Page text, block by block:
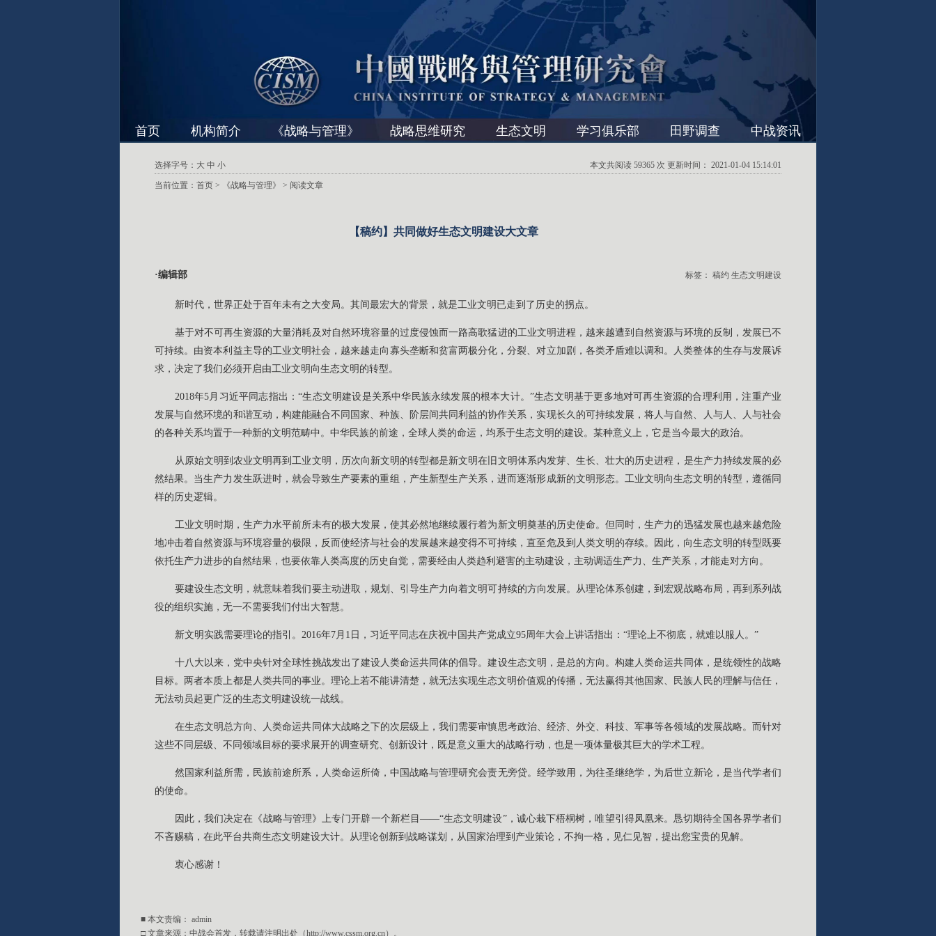
首页 机构简介 《战略与管理》 战略思维研究 生态文明 学习俱乐部 田野调查 中战资讯
选择字号： 大 中 小 本文共阅读 59365 次 更新时间： 2021-01-04 15:14:01
当前位置： 首页 > 《战略与管理》 > 阅读文章
【稿约】共同做好生态文明建设大文章
·编辑部 标签： 稿约 生态文明建设
新时代，世界正处于百年未有之大变局。其间最宏大的背景，就是工业文明已走到了历史的拐点。
基于对不可再生资源的大量消耗及对自然环境容量的过度侵蚀而一路高歌猛进的工业文明进程，越来越遭到自然资源与环境的反制，发展已不
可持续。由资本利益主导的工业文明社会，越来越走向寡头垄断和贫富两极分化，分裂、对立加剧，各类矛盾难以调和。人类整体的生存与发展诉
求，决定了我们必须开启由工业文明向生态文明的转型。
2018年5月习近平同志指出：“生态文明建设是关系中华民族永续发展的根本大计。”生态文明基于更多地对可再生资源的合理利用，注重产业
发展与自然环境的和谐互动，构建能融合不同国家、种族、阶层间共同利益的协作关系，实现长久的可持续发展，将人与自然、人与人、人与社会
的各种关系均置于一种新的文明范畴中。中华民族的前途，全球人类的命运，均系于生态文明的建设。某种意义上，它是当今最大的政治。
从原始文明到农业文明再到工业文明，历次向新文明的转型都是新文明在旧文明体系内发芽、生长、壮大的历史进程，是生产力持续发展的必
然结果。当生产力发生跃进时，就会导致生产要素的重组，产生新型生产关系，进而逐渐形成新的文明形态。工业文明向生态文明的转型，遵循同
样的历史逻辑。
工业文明时期，生产力水平前所未有的极大发展，使其必然地继续履行着为新文明奠基的历史使命。但同时，生产力的迅猛发展也越来越危险
地冲击着自然资源与环境容量的极限，反而使经济与社会的发展越来越变得不可持续，直至危及到人类文明的存续。因此，向生态文明的转型既要
依托生产力进步的自然结果，也要依靠人类高度的历史自觉，需要经由人类趋利避害的主动建设，主动调适生产力、生产关系，才能走对方向。
要建设生态文明，就意味着我们要主动进取，规划、引导生产力向着文明可持续的方向发展。从理论体系创建，到宏观战略布局，再到系列战
役的组织实施，无一不需要我们付出大智慧。
新文明实践需要理论的指引。2016年7月1日，习近平同志在庆祝中国共产党成立95周年大会上讲话指出：“理论上不彻底，就难以服人。”
十八大以来，党中央针对全球性挑战发出了建设人类命运共同体的倡导。建设生态文明，是总的方向。构建人类命运共同体，是统领性的战略
目标。两者本质上都是人类共同的事业。理论上若不能讲清楚，就无法实现生态文明价值观的传播，无法赢得其他国家、民族人民的理解与信任，
无法动员起更广泛的生态文明建设统一战线。
在生态文明总方向、人类命运共同体大战略之下的次层级上，我们需要审慎思考政治、经济、外交、科技、军事等各领域的发展战略。而针对
这些不同层级、不同领域目标的要求展开的调查研究、创新设计，既是意义重大的战略行动，也是一项体量极其巨大的学术工程。
然国家利益所需，民族前途所系，人类命运所倚，中国战略与管理研究会责无旁贷。经学致用，为往圣继绝学，为后世立新论，是当代学者们
的使命。
因此，我们决定在《战略与管理》上专门开辟一个新栏目——“生态文明建设”，诚心栽下梧桐树，唯望引得凤凰来。恳切期待全国各界学者们
不吝赐稿，在此平台共商生态文明建设大计。从理论创新到战略谋划，从国家治理到产业策论，不拘一格，见仁见智，提出您宝贵的见解。
衷心感谢！
■ 本文责编： admin
□ 文章来源：中战会首发，转载请注明出处（http://www.cssm.org.cn）。